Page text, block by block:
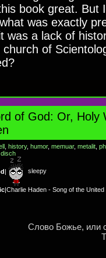
book great. But
was exactly
was a lack of
church of
of God: Or, Holy
history, humor, memuar, metalit
| sleepy
|Charlie Haden - Song of the United
Cлово Божье, или